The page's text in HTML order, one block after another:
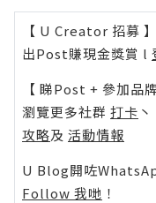
【 U Creator 招募 】
出Post賺現金獎賞 l
【 睇Post + 參加品
瀏覽更多社群 打卡 丶
攻略及 活動情報
U Blog開咗
Follow 我哋 ！